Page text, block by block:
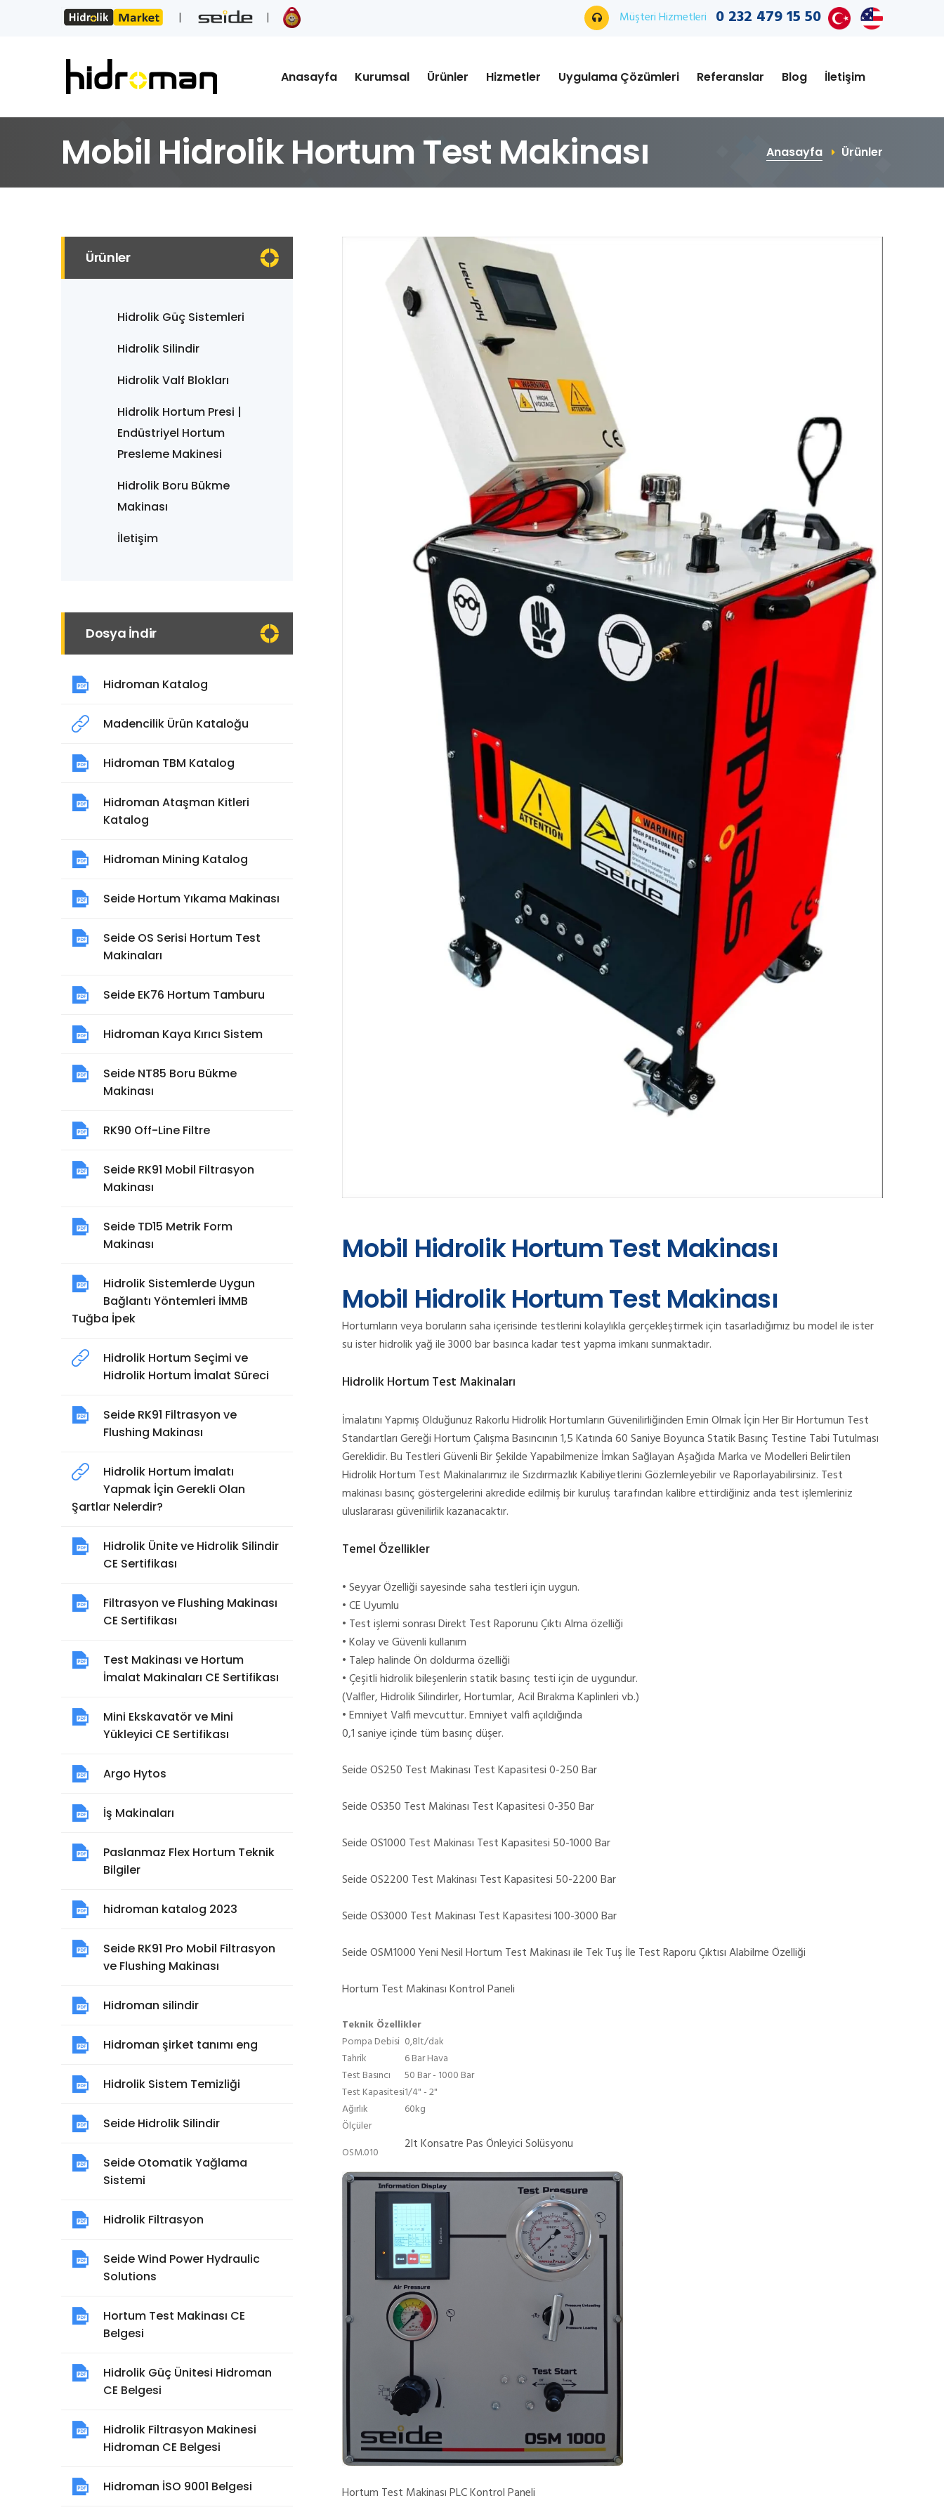
Müşteri Hizmetleri 0 232 479 15 50
Anasayfa Kurumsal Ürünler Hizmetler Uygulama Çözümleri Referanslar Blog İletişim
Mobil Hidrolik Hortum Test Makinası Anasayfa Ürünler
Mobil Hidrolik Hortum Test Makinası
Mobil Hidrolik Hortum Test Makinası
Hortumların veya boruların saha içerisinde testlerini kolaylıkla gerçekleştirmek için tasarladığımız bu model ile ister
su ister hidrolik yağ ile 3000 bar basınca kadar test yapma imkanı sunmaktadır.
Hidrolik Hortum Test Makinaları
İmalatını Yapmış Olduğunuz Rakorlu Hidrolik Hortumların Güvenilirliğinden Emin Olmak İçin Her Bir Hortumun Test
Standartları Gereği Hortum Çalışma Basıncının 1,5 Katında 60 Saniye Boyunca Statik Basınç Testine Tabi Tutulması
Gereklidir. Bu Testleri Güvenli Bir Şekilde Yapabilmenize İmkan Sağlayan Aşağıda Marka ve Modelleri Belirtilen
Hidrolik Hortum Test Makinalarımız ile Sızdırmazlık Kabiliyetlerini Gözlemleyebilir ve Raporlayabilirsiniz. Test
makinası basınç göstergelerini akredide edilmiş bir kuruluş tarafından kalibre ettirdiğiniz anda test işlemleriniz
uluslararası güvenilirlik kazanacaktır.
Temel Özellikler
• Seyyar Özelliği sayesinde saha testleri için uygun.
• CE Uyumlu
• Test işlemi sonrası Direkt Test Raporunu Çıktı Alma özelliği
• Kolay ve Güvenli kullanım
• Talep halinde Ön doldurma özelliği
• Çeşitli hidrolik bileşenlerin statik basınç testi için de uygundur.
(Valfler, Hidrolik Silindirler, Hortumlar, Acil Bırakma Kaplinleri vb.)
• Emniyet Valfi mevcuttur. Emniyet valfi açıldığında
0,1 saniye içinde tüm basınç düşer.
Seide OS250 Test Makinası Test Kapasitesi 0-250 Bar
Seide OS350 Test Makinası Test Kapasitesi 0-350 Bar
Seide OS1000 Test Makinası Test Kapasitesi 50-1000 Bar
Seide OS2200 Test Makinası Test Kapasitesi 50-2200 Bar
Seide OS3000 Test Makinası Test Kapasitesi 100-3000 Bar
Seide OSM1000 Yeni Nesil Hortum Test Makinası ile Tek Tuş İle Test Raporu Çıktısı Alabilme Özelliği
Hortum Test Makinası Kontrol Paneli
Teknik Özellikler
Pompa Debisi 0,8lt/dak
Tahrik
6 Bar Hava
Test Basıncı
50 Bar - 1000 Bar
Test Kapasitesi1/4" - 2"
Ağırlık
60kg
Ölçüler
OSM.010
2lt Konsatre Pas Önleyici Solüsyonu
Hortum Test Makinası PLC Kontrol Paneli
Ürünler
Hidrolik Güç Sistemleri
Hidrolik Silindir
Hidrolik Valf Blokları
Hidrolik Hortum Presi |
Endüstriyel Hortum
Presleme Makinesi
Hidrolik Boru Bükme
Makinası
İletişim
Dosya İndir
Hidroman Katalog
Madencilik Ürün Kataloğu
Hidroman TBM Katalog
Hidroman Ataşman Kitleri
Katalog
Hidroman Mining Katalog
Seide Hortum Yıkama Makinası
Seide OS Serisi Hortum Test
Makinaları
Seide EK76 Hortum Tamburu
Hidroman Kaya Kırıcı Sistem
Seide NT85 Boru Bükme
Makinası
RK90 Off-Line Filtre
Seide RK91 Mobil Filtrasyon
Makinası
Seide TD15 Metrik Form
Makinası
Hidrolik Sistemlerde Uygun
Bağlantı Yöntemleri İMMB
Tuğba İpek
Hidrolik Hortum Seçimi ve
Hidrolik Hortum İmalat Süreci
Seide RK91 Filtrasyon ve
Flushing Makinası
Hidrolik Hortum İmalatı
Yapmak İçin Gerekli Olan
Şartlar Nelerdir?
Hidrolik Ünite ve Hidrolik Silindir
CE Sertifikası
Filtrasyon ve Flushing Makinası
CE Sertifikası
Test Makinası ve Hortum
İmalat Makinaları CE Sertifikası
Mini Ekskavatör ve Mini
Yükleyici CE Sertifikası
Argo Hytos
İş Makinaları
Paslanmaz Flex Hortum Teknik
Bilgiler
hidroman katalog 2023
Seide RK91 Pro Mobil Filtrasyon
ve Flushing Makinası
Hidroman silindir
Hidroman şirket tanımı eng
Hidrolik Sistem Temizliği
Seide Hidrolik Silindir
Seide Otomatik Yağlama
Sistemi
Hidrolik Filtrasyon
Seide Wind Power Hydraulic
Solutions
Hortum Test Makinası CE
Belgesi
Hidrolik Güç Ünitesi Hidroman
CE Belgesi
Hidrolik Filtrasyon Makinesi
Hidroman CE Belgesi
Hidroman İSO 9001 Belgesi